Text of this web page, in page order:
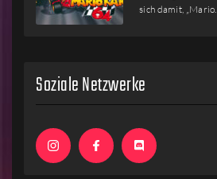
sich damit, „Mario…
Soziale Netzwerke